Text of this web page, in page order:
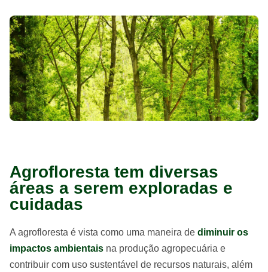
Agrofloresta tem diversas
áreas a serem exploradas e
cuidadas
A agrofloresta é vista como uma maneira de diminuir os
impactos ambientais na produção agropecuária e
contribuir com uso sustentável de recursos naturais, além